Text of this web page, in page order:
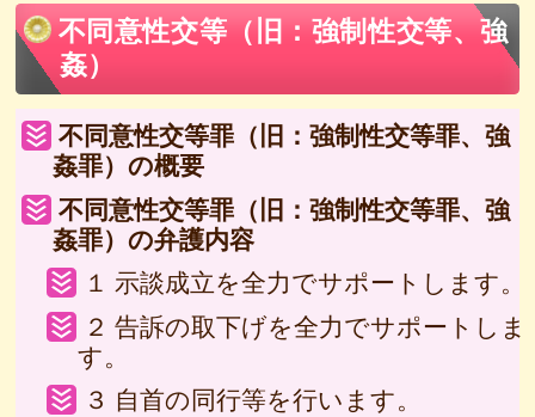
不同意性交等（旧：強制性交等、強
姦）
不同意性交等罪（旧：強制性交等罪、強
姦罪）の概要
不同意性交等罪（旧：強制性交等罪、強
姦罪）の弁護内容
１ 示談成立を全力でサポートします。
２ 告訴の取下げを全力でサポートしま
す。
３ 自首の同行等を行います。